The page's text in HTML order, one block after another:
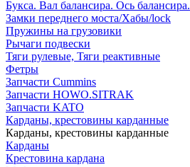
Букса. Вал балансира. Ось балансира.
Замки переднего моста/Хабы/lock
Пружины на грузовики
Рычаги подвески
Тяги рулевые, Тяги реактивные
Фетры
Запчасти Cummins
Запчасти HOWO.SITRAK
Запчасти KATO
Карданы, крестовины карданные
Карданы, крестовины карданные
Карданы
Крестовина кардана